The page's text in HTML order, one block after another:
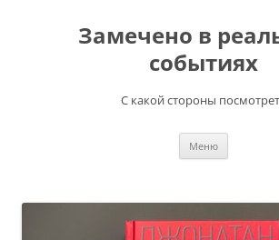
содержимомуЗамечено в
событиях
С какой стороны
Меню